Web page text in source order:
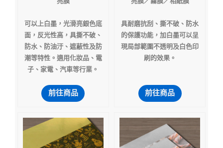
可以上白墨，光滑亮銀色底
面，反光性高，具撕不破、
防水、防油汙、遮蔽性及防
潮等特性。適用化妝品、電
子、家電、汽車等行業。
前往商品
具耐磨抗刮、撕不破、防水
的保護功能，加白墨可以呈
現局部範圍不透明及白色印
刷的效果。
前往商品